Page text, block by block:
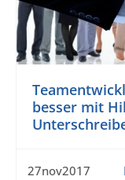
besser mit
27nov2017